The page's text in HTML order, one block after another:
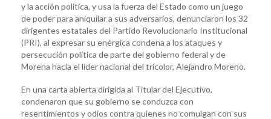
y la acción política, y usa la fuerza del Estado como un juego
de poder para aniquilar a sus adversarios, denunciaron los 32
dirigentes estatales del Partido Revolucionario Institucional
(PRI), al expresar su enérgica condena a los ataques y
persecución política de parte del gobierno federal y de
Morena hacia el líder nacional del tricolor, Alejandro Moreno.
En una carta abierta dirigida al Titular del Ejecutivo,
condenaron que su gobierno se conduzca con
resentimientos y odios contra quienes no comulgan con sus